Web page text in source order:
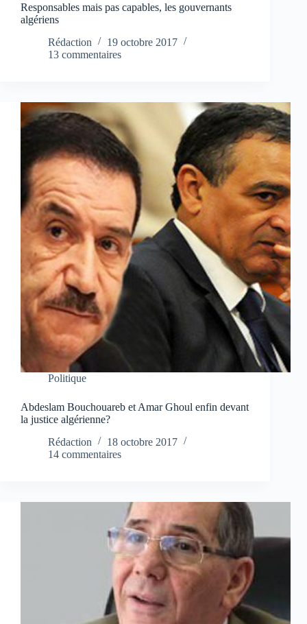
Responsables mais pas capables, les gouvernants
algériens
Rédaction
19 octobre 2017
13 commentaires
Politique
Abdeslam Bouchouareb et Amar Ghoul enfin devant
la justice algérienne?
Rédaction
18 octobre 2017
14 commentaires